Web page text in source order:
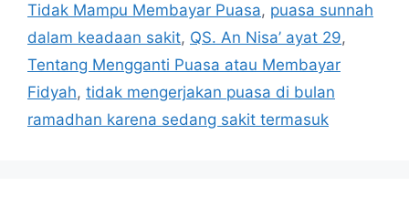
Tidak Mampu Membayar Puasa, puasa sunnah
dalam keadaan sakit, QS. An Nisa’ ayat 29,
Tentang Mengganti Puasa atau Membayar
Fidyah, tidak mengerjakan puasa di bulan
ramadhan karena sedang sakit termasuk